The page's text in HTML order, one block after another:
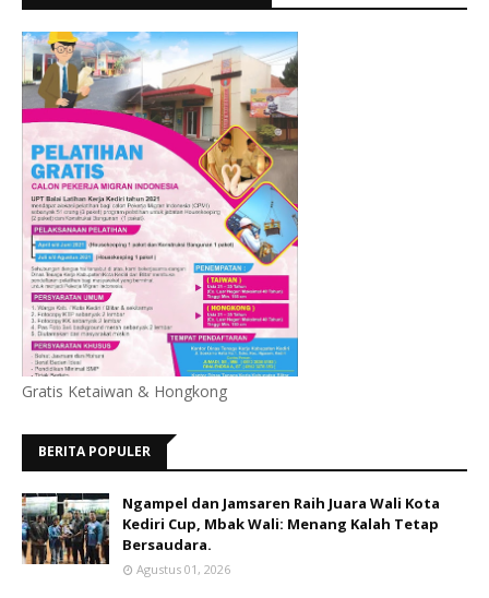
Gratis Ketaiwan & Hongkong
BERITA POPULER
Ngampel dan Jamsaren Raih Juara Wali Kota
Kediri Cup, Mbak Wali: Menang Kalah Tetap
Bersaudara.
Agustus 01, 2026